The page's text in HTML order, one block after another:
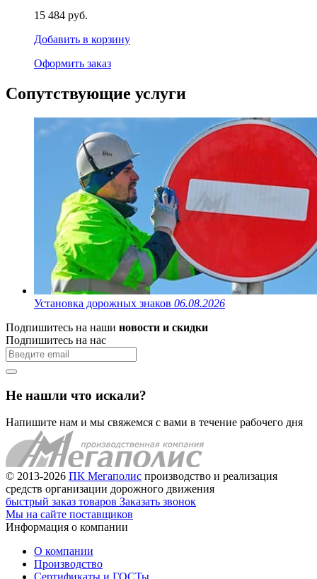
15 484 руб.
Добавить в корзину
Оформить заказ
Сопутствующие услуги
Установка дорожных знаков 06.08.2026
Подпишитесь на наши новости и скидки
Подпишитесь на нас
Не нашли что искали?
Напишите нам и мы свяжемся с вами в течение рабочего дня
© 2013-2026 ПК Мегаполис производство и реализация
средств организации дорожного движения
быстрый заказ товаров Заказать звонок
Мы на сайте поставщиков
Информация о компании
О компании
Производство